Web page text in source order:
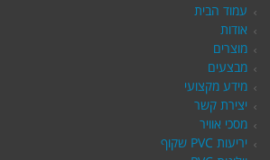
עמוד הבית
אודות
מוצרים
מבצעים
מידע מקצועי
יצירת קשר
מסכי אוויר
יריעות PVC שקוף